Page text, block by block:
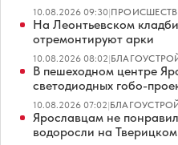
10.08.2026 09:30|
На Леонтьевском
отремонтируют арки
10.08.2026 08:02|
В пешеходном центре
светодиодных гобо-
10.08.2026 07:02|
Ярославцам не
водоросли на